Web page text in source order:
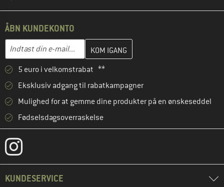
ÅBN KUNDEKONTO
E-mail-adresse
Indtast din e-mailadresse her, og opret i næste trin din
5 euro i velkomstrabat **
Eksklusiv adgang til rabatkampagner
Mulighed for at gemme dine produkter på en ønskeseddel
Fødselsdagsoverraskelse
KUNDESERVICE